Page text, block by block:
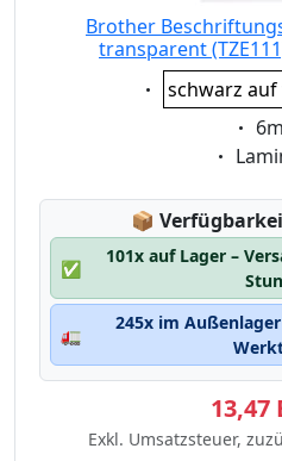
Brother
transparent
Eigenschaft:
schwarz
📦 Lagerstatus:
✅
101x auf Lager –
🚛
245x im
13,47
Exkl. Umsatzsteuer,